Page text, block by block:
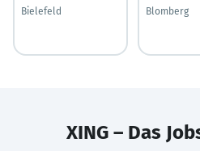
Bielefeld
Blomberg
XING – Das